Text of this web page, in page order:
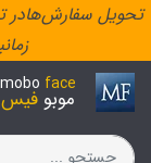
تحویل سفارش‌هادر
mobo face
موبو فیس